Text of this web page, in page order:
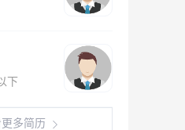
下
多简历